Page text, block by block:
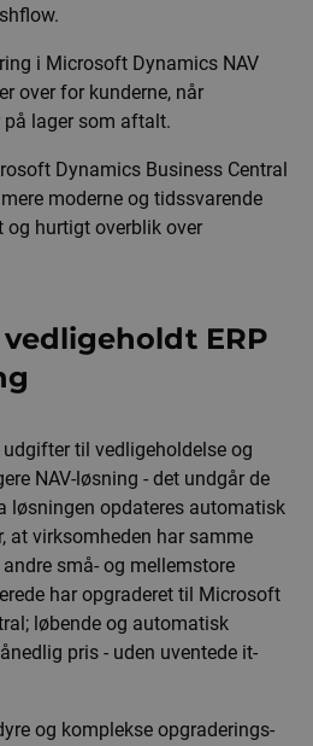
i Microsoft Dynamics NAV
over for kunderne, når
på lager som aftalt.
Dynamics Business Central
moderne og tidssvarende
og hurtigt overblik over
ERP
til vedligeholdelse og
NAV-løsning - det undgår de
løsningen opdateres automatisk
at virksomheden har samme
små- og mellemstore
har opgraderet til Microsoft
løbende og automatisk
pris - uden uventede it-
og komplekse opgraderings-